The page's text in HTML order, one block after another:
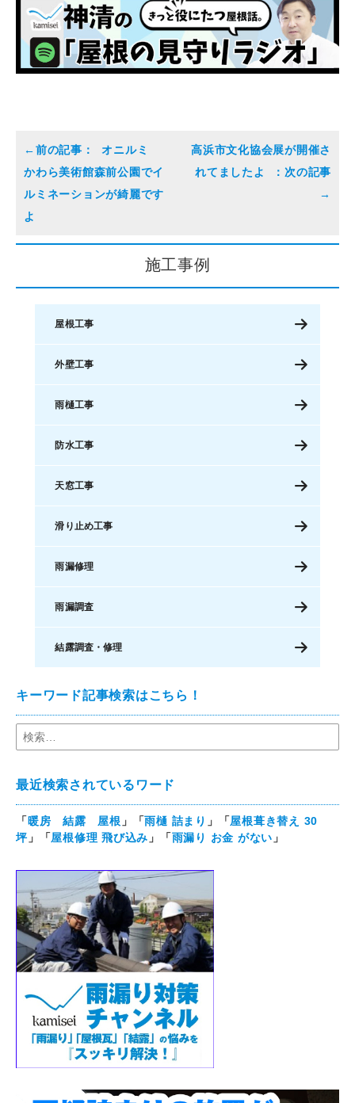
オニルミ
かわら美術館森前公園でイ
ルミネーションが綺麗です
よ
高浜市文化協会展が開催さ
れてましたよ
施工事例
屋根工事
外壁工事
雨樋工事
防水工事
天窓工事
滑り止め工事
雨漏修理
雨漏調査
結露調査・修理
キーワード記事検索はこちら！
最近検索されているワード
「暖房 結露 屋根 」「雨樋 詰まり 」「屋根葺き替え 30
坪」「屋根修理 飛び込み 」「雨漏り お金 がない 」